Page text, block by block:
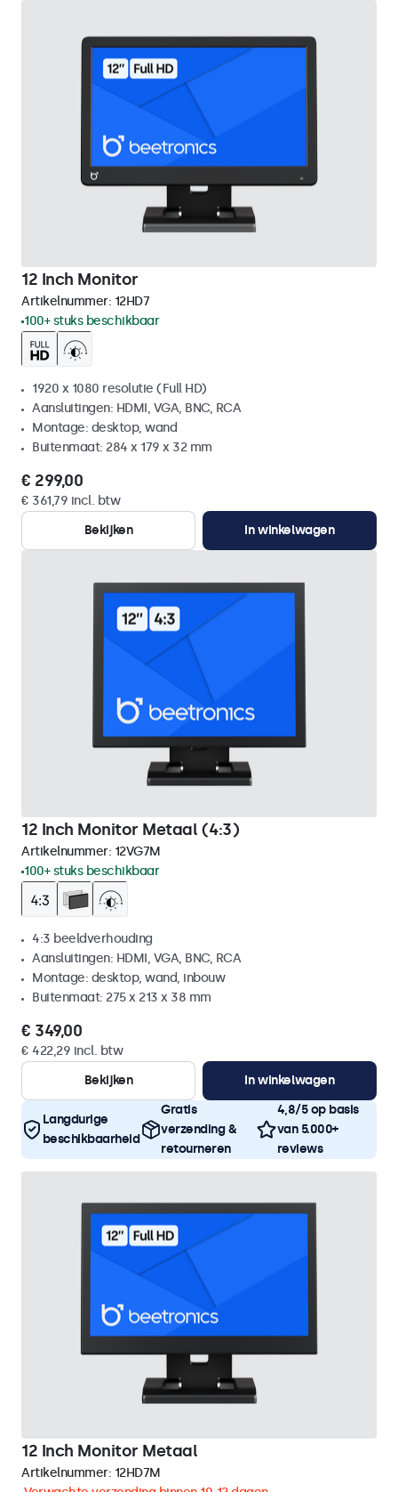
12 Inch Monitor
Artikelnummer: 12HD7
100+ stuks beschikbaar
1920 x 1080 resolutie (Full HD)
Aansluitingen: HDMI, VGA, BNC, RCA
Montage: desktop, wand
Buitenmaat: 284 x 179 x 32 mm
€ 299,00
€ 361,79 incl. btw
Bekijken
In winkelwagen
12 Inch Monitor Metaal (4:3)
Artikelnummer: 12VG7M
100+ stuks beschikbaar
4:3 beeldverhouding
Aansluitingen: HDMI, VGA, BNC, RCA
Montage: desktop, wand, inbouw
Buitenmaat: 275 x 213 x 38 mm
€ 349,00
€ 422,29 incl. btw
Bekijken
In winkelwagen
Langdurige
beschikbaarheid
Gratis
verzending &
retourneren
4,8/5 op basis
van 5.000+
reviews
12 Inch Monitor Metaal
Artikelnummer: 12HD7M